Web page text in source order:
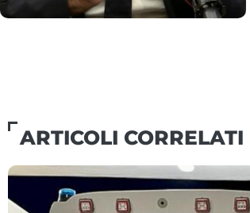
al Comune
ARTICOLI CORRELATI